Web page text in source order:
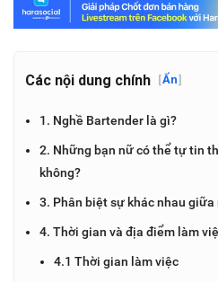
Các nội dung chính [Ẩn]
1. Nghề Bartender là gì?
2. Những bạn nữ có thể tự tin
không?
3. Phân biệt sự khác nhau
4. Thời gian và địa điểm làm
4.1 Thời gian làm việc